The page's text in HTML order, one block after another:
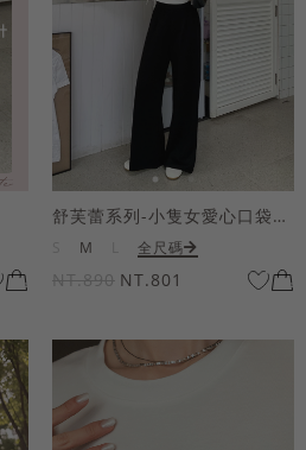
舒芙蕾系列-小隻女愛心口袋寬褲
M 全尺碼
NT.890 NT.801